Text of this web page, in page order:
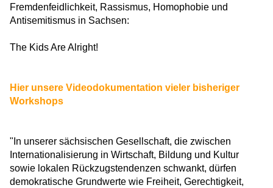
Fremdenfeidlichkeit, Rassismus, Homophobie und
Antisemitismus in Sachsen:
The Kids Are Alright!
Hier unsere Videodokumentation vieler bisheriger
Workshops
"In unserer sächsischen Gesellschaft, die zwischen
Internationalisierung in Wirtschaft, Bildung und Kultur
sowie lokalen Rückzugstendenzen schwankt, dürfen
demokratische Grundwerte wie Freiheit, Gerechtigkeit,